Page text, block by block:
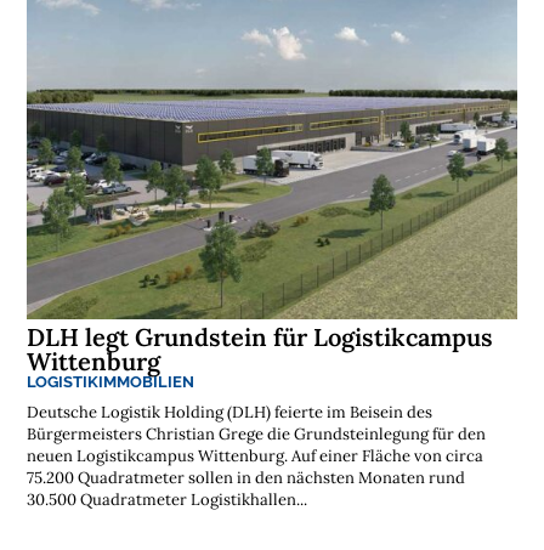
DLH legt Grundstein für Logistikcampus
Wittenburg
LOGISTIKIMMOBILIEN
Deutsche Logistik Holding (DLH) feierte im Beisein des
Bürgermeisters Christian Grege die Grundsteinlegung für den
neuen Logistikcampus Wittenburg. Auf einer Fläche von circa
75.200 Quadratmeter sollen in den nächsten Monaten rund
30.500 Quadratmeter Logistikhallen...